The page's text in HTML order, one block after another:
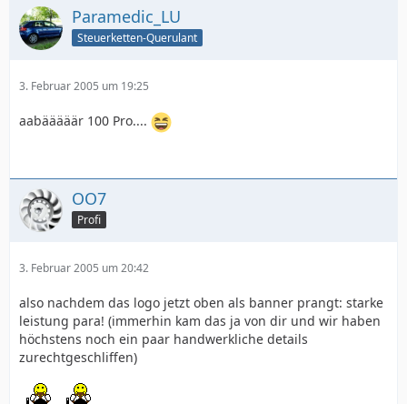
Paramedic_LU
Steuerketten-Querulant
3. Februar 2005 um 19:25
aabääääär 100 Pro....
OO7
Profi
3. Februar 2005 um 20:42
also nachdem das logo jetzt oben als banner prangt: starke
leistung para! (immerhin kam das ja von dir und wir haben
höchstens noch ein paar handwerkliche details
zurechtgeschliffen)